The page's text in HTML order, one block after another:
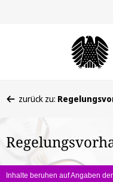
befinden
hier:
zurück zu:
Inhalte beruhen auf Angaben